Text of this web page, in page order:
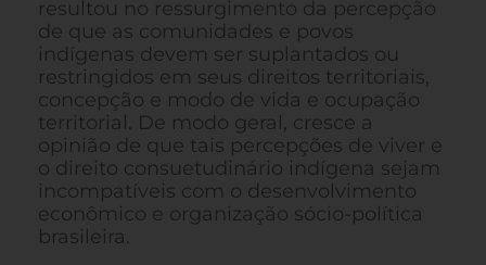
resultou no ressurgimento da percepção
de que as comunidades e povos
indígenas devem ser suplantados ou
restringidos em seus direitos territoriais,
concepção e modo de vida e ocupação
territorial. De modo geral, cresce a
opinião de que tais percepções de viver e
o direito consuetudinário indígena sejam
incompatíveis com o desenvolvimento
econômico e organização sócio-política
brasileira.